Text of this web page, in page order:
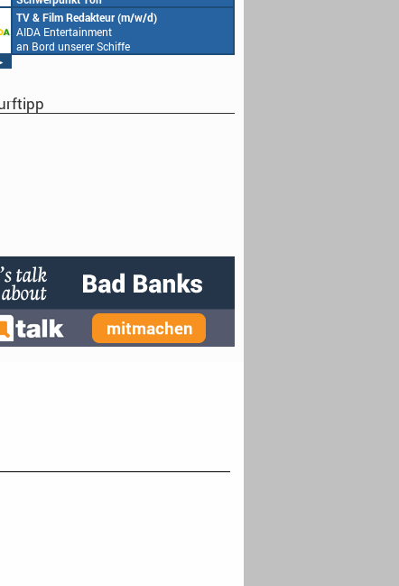
AIDA Entertainment
an Bord unserer Schiffe
TV & Film Redakteur (m/w/d)
AIDA Entertainment
an Bord unserer Schiffe